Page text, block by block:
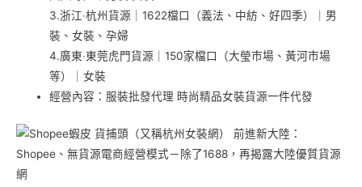
3.浙江‧杭州貨源｜1622檔口（義法、中紡、好四季）｜男
裝、女裝、孕婦
4.廣東‧東莞虎門貨源｜150家檔口（大瑩市場、黃河市場
等）｜女裝
經營內容：服裝批發代理 時尚精品女裝貨源一件代發